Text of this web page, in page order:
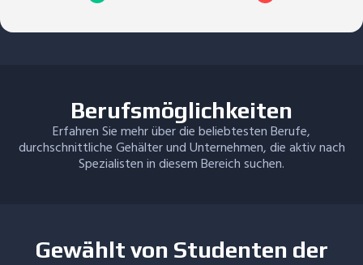
Berufsmöglichkeiten
Erfahren Sie mehr über die beliebtesten Berufe,
durchschnittliche Gehälter und Unternehmen, die aktiv nach
Spezialisten in diesem Bereich suchen.
Gewählt von Studenten der